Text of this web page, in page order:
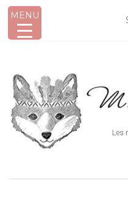
MENU
AFFICHER/MASQUER